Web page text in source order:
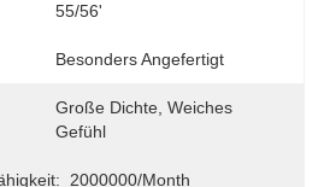
55/56'
Besonders Angefertigt
Große Dichte, Weiches
Gefühl
2000000/month